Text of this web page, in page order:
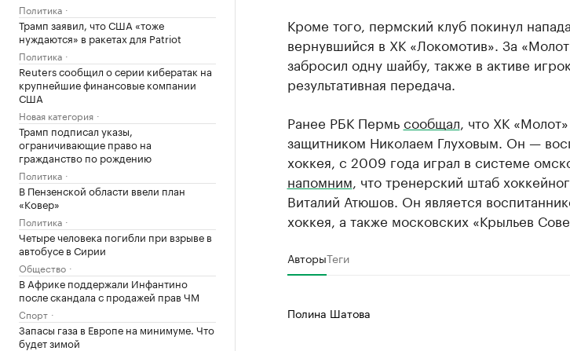
Политика
Трамп заявил, что США «тоже
нуждаются» в ракетах для Patriot
Политика
Reuters сообщил о серии кибератак на
крупнейшие финансовые компании
США
Новая категория
Трамп подписал указы,
ограничивающие право на
гражданство по рождению
Политика
В Пензенской области ввели план
«Ковер»
Политика
Четыре человека погибли при взрыве в
автобусе в Сирии
Общество
В Африке поддержали Инфантино
после скандала с продажей прав ЧМ
Спорт
Запасы газа в Европе на минимуме. Что
будет зимой
Кроме того, пермский клуб покинул
вернувшийся в ХК «Локомотив». За
забросил одну шайбу, также в активе
результативная передача.
Ранее РБК Пермьсообщал , что ХК
защитником Николаем Глуховым. Он —
хоккея, с 2009 года играл в системе
напомним , что тренерский штаб
Виталий Атюшов. Он является
хоккея, а также московских «Крыльев
АвторыТеги
Полина Шатова